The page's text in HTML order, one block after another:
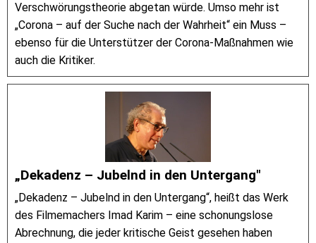
Verschwörungstheorie abgetan würde. Umso mehr ist
„Corona – auf der Suche nach der Wahrheit“ ein Muss –
ebenso für die Unterstützer der Corona-Maßnahmen wie
auch die Kritiker.
„Dekadenz – Jubelnd in den Untergang"
„Dekadenz – Jubelnd in den Untergang“, heißt das Werk
des Filmemachers Imad Karim – eine schonungslose
Abrechnung, die jeder kritische Geist gesehen haben